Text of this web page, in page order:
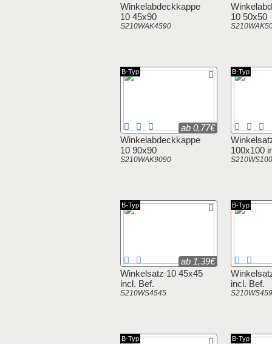
Winkelabdeckkappe
10 45x90
S210WAK4590
10 50x50
Winkelabdeckkappe
10 90x90
S210WAK9090
ab 0,77€
B-Typ
100x100
B-Typ
Winkelsatz 10 45x45
incl. Bef.
S210WS4545
ab 1,39€
B-Typ
incl. Bef.
B-Typ
B-Typ B-Typ